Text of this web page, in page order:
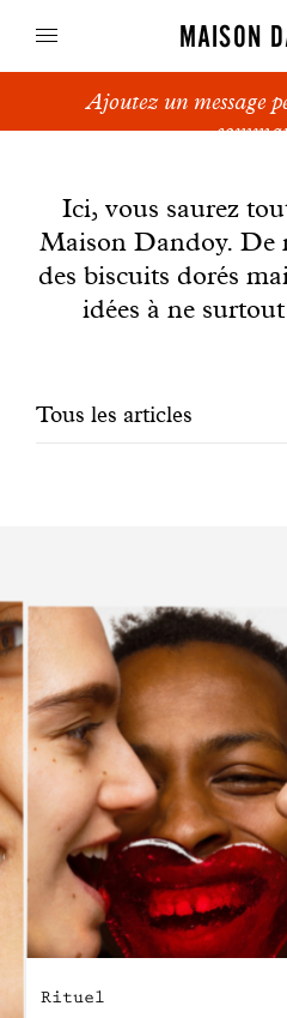
MAISON
Pains
Dandoy
Mon
E-
Ajoutez un message
Ici, vous saurez
Maison Dandoy. De
des biscuits dorés
idées à ne
Filtrer
Tous les articles
Rituel